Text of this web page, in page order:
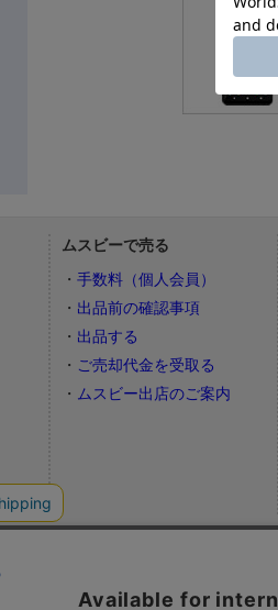
ムスビーで売る
手数料（個人会員）
出品前の確認事項
出品する
ご売却代金を受取る
ムスビー出店のご案内